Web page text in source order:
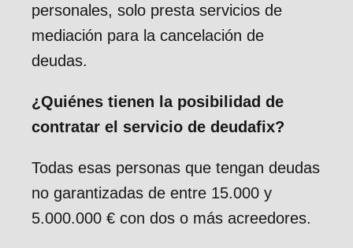
personales, solo presta servicios de
mediación para la cancelación de
deudas.
¿Quiénes tienen la posibilidad de
contratar el servicio de deudafix?
Todas esas personas que tengan deudas
no garantizadas de entre 15.000 y
5.000.000 € con dos o más acreedores.